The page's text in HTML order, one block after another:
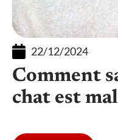
22/12/2024
Comment
chat est